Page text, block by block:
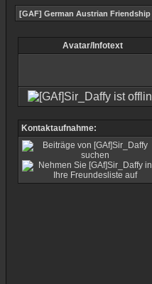
[GAF] German Austrian Friendship
Avatar/Infotext
Kontaktaufnahme: